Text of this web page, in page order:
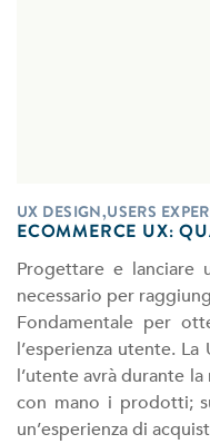
UX DESIGN,USERS
ECOMMERCE UX:
Progettare e lanciare
necessario per
Fondamentale per
l’esperienza utente.
l’utente avrà durante
con mano i prodotti;
un’esperienza di